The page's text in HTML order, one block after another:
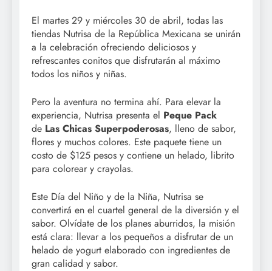
El martes 29 y miércoles 30 de abril, todas las
tiendas Nutrisa de la República Mexicana se unirán
a la celebración ofreciendo deliciosos y
refrescantes conitos que disfrutarán al máximo
todos los niños y niñas.
Pero la aventura no termina ahí. Para elevar la
experiencia, Nutrisa presenta el Peque Pack
de Las Chicas Superpoderosas, lleno de sabor,
flores y muchos colores. Este paquete tiene un
costo de $125 pesos y contiene un helado, librito
para colorear y crayolas.
Este Día del Niño y de la Niña, Nutrisa se
convertirá en el cuartel general de la diversión y el
sabor. Olvídate de los planes aburridos, la misión
está clara: llevar a los pequeños a disfrutar de un
helado de yogurt elaborado con ingredientes de
gran calidad y sabor.